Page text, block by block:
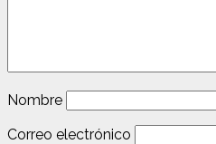
Nombre
Correo electrónico